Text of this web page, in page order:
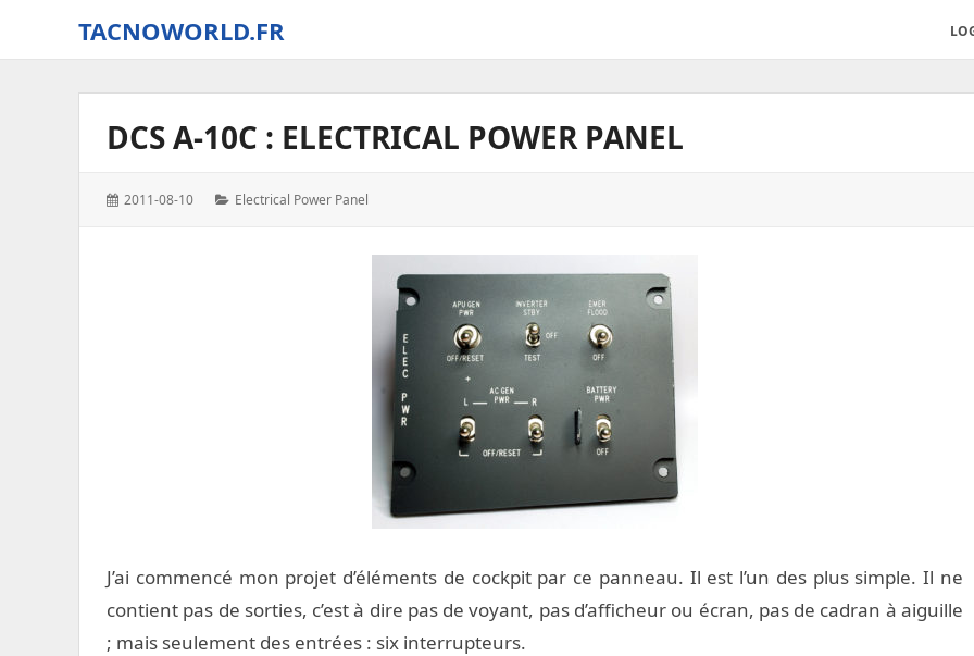
TACNOWORLD.FR
small
Digital
DCS A-10C : ELECTRICAL POWER PANEL
Posted
2011-08-10 Categories:
Electrical Power Panel
J’ai commencé mon projet d’éléments de cockpit par ce panneau. Il est l’un des plus simple. Il ne
contient pas de sorties, c’est à dire pas de voyant, pas d’afficheur ou écran, pas de cadran à aiguille
; mais seulement des entrées : six interrupteurs.